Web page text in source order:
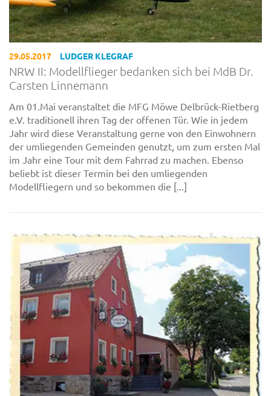
29.05.2017 LUDGER KLEGRAF
NRW II: Modellflieger bedanken sich bei MdB Dr.
Carsten Linnemann
Am 01.Mai veranstaltet die MFG Möwe Delbrück-Rietberg
e.V. traditionell ihren Tag der offenen Tür. Wie in jedem
Jahr wird diese Veranstaltung gerne von den Einwohnern
der umliegenden Gemeinden genutzt, um zum ersten Mal
im Jahr eine Tour mit dem Fahrrad zu machen. Ebenso
beliebt ist dieser Termin bei den umliegenden
Modellfliegern und so bekommen die [...]